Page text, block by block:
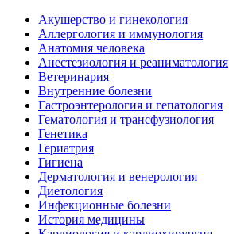
Акушерство и гинекология
Аллергология и иммунология
Анатомия человека
Анестезиология и реаниматология
Ветеринария
Внутренние болезни
Гастроэнтерология и гепатология
Гематология и трансфузиология
Генетика
Гериатрия
Гигиена
Дерматология и венерология
Диетология
Инфекционные болезни
История медицины